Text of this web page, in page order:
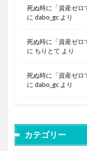
死ぬ時に「資産ゼロ
に dabo_gc より
死ぬ時に「資産ゼロ
に ちりとて より
死ぬ時に「資産ゼロ
に dabo_gc より
カテゴリー